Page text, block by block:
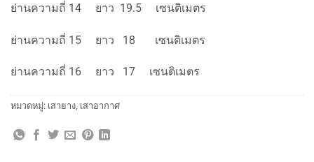
ย่านความถี่ 14 ยาว 19.5 เซนติเมตร
ย่านความถี่ 15 ยาว 18 เซนติเมตร
ย่านความถี่ 16 ยาว 17 เซนติเมตร
หมวดหมู่: เสายาง, เสาอากาศ